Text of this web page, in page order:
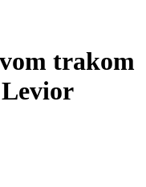
trakom
Levior